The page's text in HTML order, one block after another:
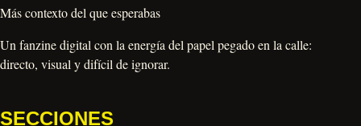
Más contexto del que esperabas
Un fanzine digital con la energía del papel pegado en la calle:
directo, visual y difícil de ignorar.
SECCIONES